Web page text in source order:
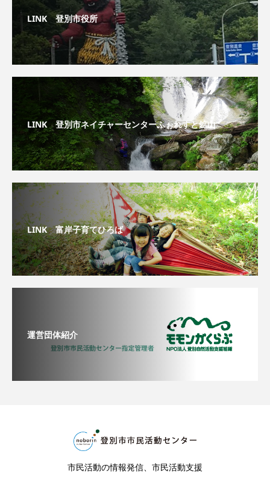
LINK 登別市役所
LINK 登別市ネイチャーセンターふぉれすと鉱山
LINK 富岸子育てひろば
運営団体紹介
市民活動の情報発信、市民活動支援